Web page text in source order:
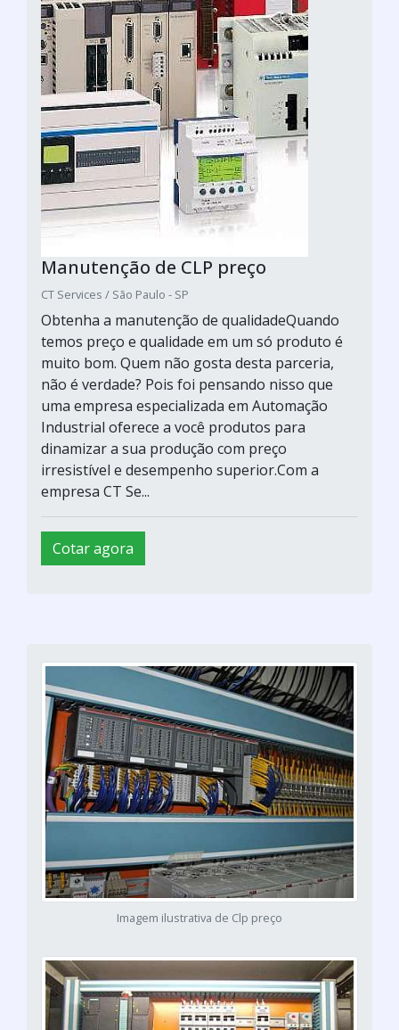
Manutenção de CLP preço
CT Services / São Paulo - SP
Obtenha a manutenção de qualidadeQuando
temos preço e qualidade em um só produto é
muito bom. Quem não gosta desta parceria,
não é verdade? Pois foi pensando nisso que
uma empresa especializada em Automação
Industrial oferece a você produtos para
dinamizar a sua produção com preço
irresistível e desempenho superior.Com a
empresa CT Se...
Cotar agora
Imagem ilustrativa de Clp preço